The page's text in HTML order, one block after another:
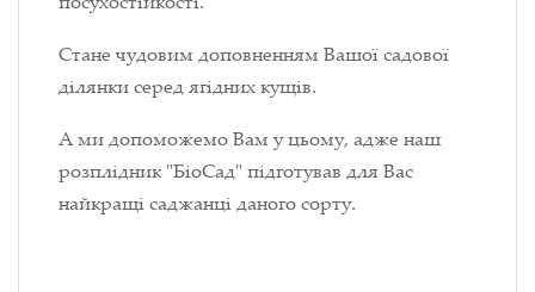
Стане чудовим доповненням Вашої садової
ділянки серед ягідних кущів.
А ми допоможемо Вам у цьому, адже наш
розплідник "БіоСад" підготував для Вас
найкращі саджанці даного сорту.